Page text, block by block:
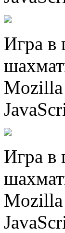
Игра в
Mozilla
Игра в
Mozilla